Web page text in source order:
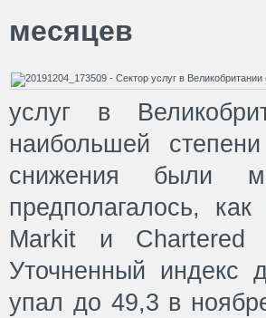
месяцев
услуг в
наибольшей
снижения были
предполагалось,
Markit и Chartered
Уточненный индекс
упал до 49,3 в